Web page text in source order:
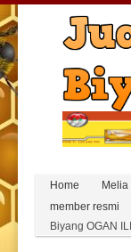
Home
member resmi
Biyang OGAN